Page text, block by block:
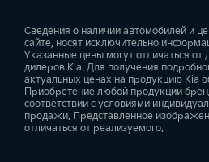
Сведения о наличии автомобилей и
сайте, носят исключительно
Указанные цены могут отличаться от
дилеров Kia. Для получения
актуальных ценах на продукцию Kia
Приобретение любой продукции
соответствии с условиями
продажи. Представленное
отличаться от реализуемого.